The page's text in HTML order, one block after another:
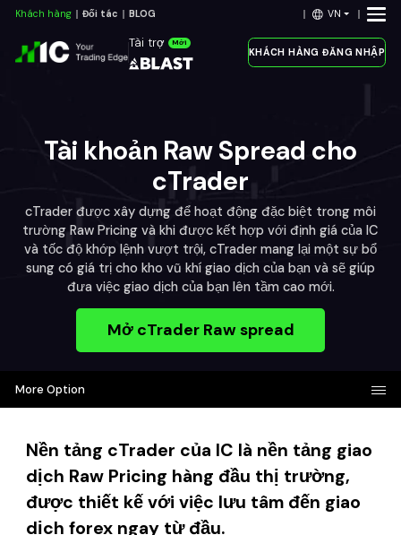
Khách hàng Đối tác BLOG VN
Tài trợ Mới
KHÁCH HÀNG ĐĂNG NHẬP
Tài khoản Raw Spread cho
cTrader
cTrader được xây dựng để hoạt động đặc biệt trong môi
trường Raw Pricing và khi được kết hợp với định giá của IC
và tốc độ khớp lệnh vượt trội, cTrader mang lại một sự bổ
sung có giá trị cho kho vũ khí giao dịch của bạn và sẽ giúp
đưa việc giao dịch của bạn lên tầm cao mới.
Mở cTrader Raw spread
More Option
Nền tảng cTrader của IC là nền tảng giao
dịch Raw Pricing hàng đầu thị trường,
được thiết kế với việc lưu tâm đến giao
dịch forex ngay từ đầu.